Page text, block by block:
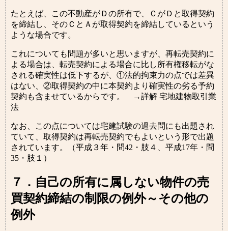
たとえば、この不動産がＤの所有で、ＣがＤと取得契約
を締結し、そのＣとＡが取得契約を締結しているという
ような場合です。
これについても問題が多いと思いますが、再転売契約に
よる場合は、転売契約による場合に比し所有権移転がな
される確実性は低下するが、①法的拘束力の点では差異
はない、②取得契約の中に本契約より確実性の劣る予約
契約も含ませているからです。 →詳解 宅地建物取引業
法
なお、この点については宅建試験の過去問にも出題され
ていて、取得契約は再転売契約でもよいという形で出題
されています。（平成３年・問42・肢４、平成17年・問
35・肢１）
７．自己の所有に属しない物件の売
買契約締結の制限の例外～その他の
例外